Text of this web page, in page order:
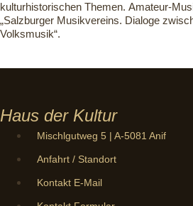
kulturhistorischen Themen. Amateur-
„Salzburger Musikvereins. Dialoge
Volksmusik“.
Haus der Kultur
Mischlgutweg 5 | A-5081 Anif
Anfahrt / Standort
Kontakt E-Mail